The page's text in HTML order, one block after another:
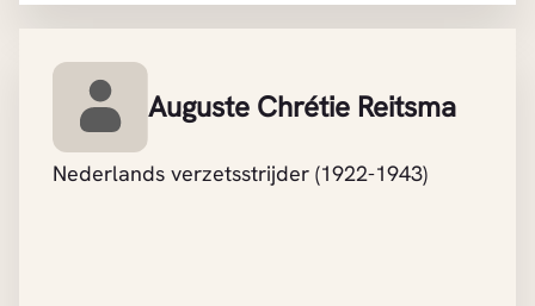
Auguste Chrétie Reitsma
Nederlands verzetsstrijder (1922-1943)